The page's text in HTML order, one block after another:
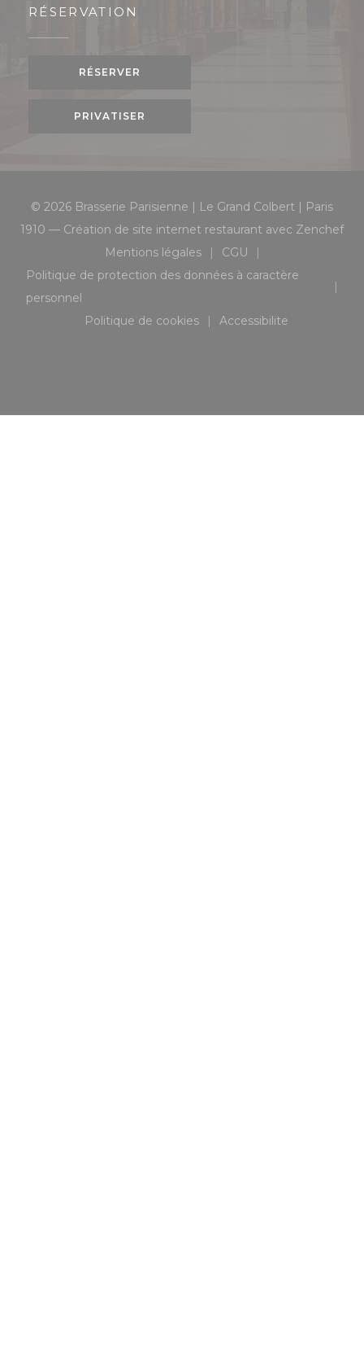
RÉSERVATION
RÉSERVER
PRIVATISER
© 2026 Brasserie Parisienne | Le Grand Colbert | Paris
1910 — Création de site internet restaurant avec Zenchef
Mentions légales
((ouvre une nouvelle fenêtre))
CGU
((ouvre une
Politique de protection des données à caractère
personnel
((ouvre une nouvelle fenêtre))
Politique de cookies
((ouvre une nouvelle fenêtre))
Accessibilite